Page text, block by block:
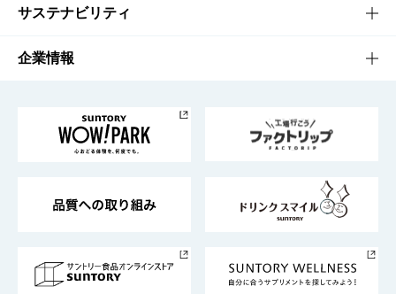
商品発売情報
栄養成分一覧
キャンペーン
工場見学
地域情報
文化・スポーツTOP
サントリーホール
サントリーサンバーズ大阪
サステナビリティ
サステナビリティTOP
サントリーが考えるサステナビリティ経営
企業情報
企業概要
採用情報